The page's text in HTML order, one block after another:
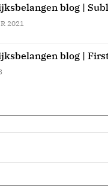
blog |
2021
blog |